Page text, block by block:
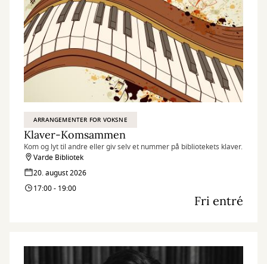
ARRANGEMENTER FOR VOKSNE
Klaver-Komsammen
Kom og lyt til andre eller giv selv et nummer på bibliotekets klaver.
Varde Bibliotek
20. august 2026
17:00 - 19:00
Fri entré